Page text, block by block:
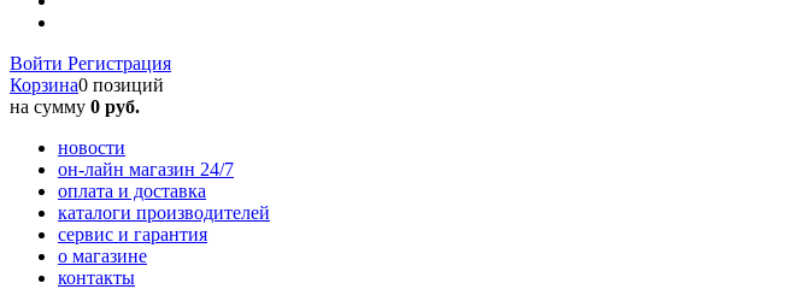
Войти Регистрация
Корзина0 позиций
на сумму 0 руб.
новости
он-лайн магазин 24/7
оплата и доставка
каталоги производителей
сервис и гарантия
о магазине
контакты